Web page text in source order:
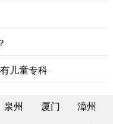
儿童专科
泉州 厦门 漳州